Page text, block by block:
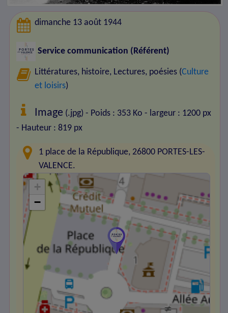
dimanche 13 août 1944
Service communication (Référent)
Littératures, histoire, Lectures, poésies (Culture
et loisirs)
Image (.jpg) - Poids : 353 Ko - largeur : 1200 px
- Hauteur : 819 px
1 place de la République, 26800 PORTES-LES-
VALENCE.
+
−